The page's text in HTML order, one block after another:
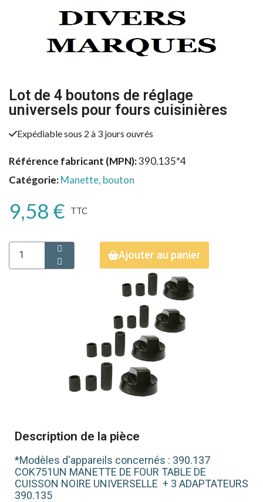
Lot de 4 boutons de réglage
universels pour fours cuisinières
Expédiable sous 2 à 3 jours ouvrés
Référence fabricant (MPN) 390.135*4
Catégorie Manette, bouton
9,58 € TTC
Ajouter au panier
Description de la pièce
*Modèles d'appareils concernés : 390.137
COK751UN MANETTE DE FOUR TABLE DE
CUISSON NOIRE UNIVERSELLE + 3 ADAPTATEURS
390.135